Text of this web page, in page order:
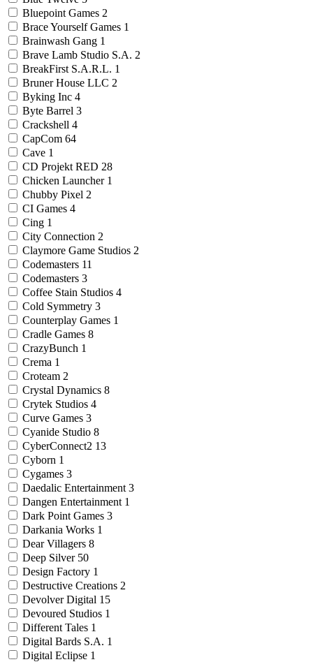
Bluepoint Games 2
Brace Yourself Games 1
Brainwash Gang 1
Brave Lamb Studio S.A. 2
BreakFirst S.A.R.L. 1
Bruner House LLC 2
Byking Inc 4
Byte Barrel 3
Crackshell 4
CapCom 64
Cave 1
CD Projekt RED 28
Chicken Launcher 1
Chubby Pixel 2
CI Games 4
Cing 1
City Connection 2
Claymore Game Studios 2
Codemasters 11
Codemasters 3
Coffee Stain Studios 4
Cold Symmetry 3
Counterplay Games 1
Cradle Games 8
CrazyBunch 1
Crema 1
Croteam 2
Crystal Dynamics 8
Crytek Studios 4
Curve Games 3
Cyanide Studio 8
CyberConnect2 13
Cyborn 1
Cygames 3
Daedalic Entertainment 3
Dangen Entertainment 1
Dark Point Games 3
Darkania Works 1
Dear Villagers 8
Deep Silver 50
Design Factory 1
Destructive Creations 2
Devolver Digital 15
Devoured Studios 1
Different Tales 1
Digital Bards S.A. 1
Digital Eclipse 1